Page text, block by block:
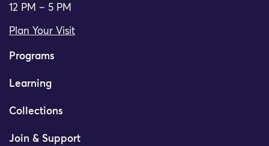
12 PM – 5 PM
Plan Your Visit
Programs
Learning
Collections
Join & Support